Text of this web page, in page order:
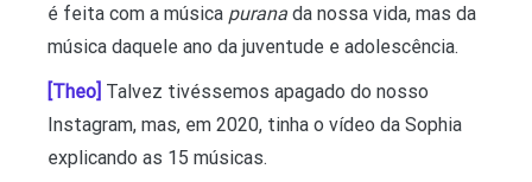
é feita com a música purana da nossa vida, mas da
música daquele ano da juventude e adolescência.
[Theo] Talvez tivéssemos apagado do nosso
Instagram, mas, em 2020, tinha o vídeo da Sophia
explicando as 15 músicas.